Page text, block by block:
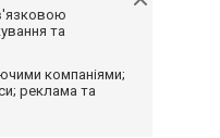
та
компаніями;
реклама та